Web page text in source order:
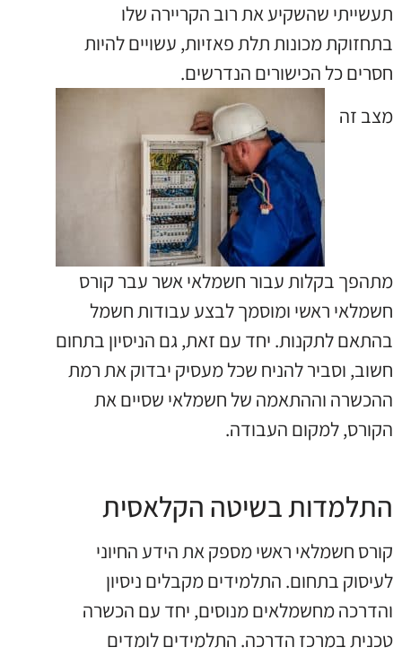
תעשייתי שהשקיע את רוב הקריירה שלו
בתחזוקת מכונות תלת פאזיות, עשויים להיות
חסרים כלהכישורים הנדרשים.
מצב זה
מתהפך בקלות עבור חשמלאי אשר עבר קורס
חשמלאי ראשי ומוסמך לבצע עבודות חשמל
בהתאם לתקנות. יחד עם זאת, גם הניסיון בתחום
חשוב, וסביר להניח שכל מעסיק יבדוק את רמת
ההכשרה וההתאמה של חשמלאי שסיים את
הקורס, למקום העבודה.
התלמדות בשיטה הקלאסית
קורס חשמלאי ראשי מספק את הידע החיוני
לעיסוק בתחום. התלמידים מקבלים ניסיון
והדרכה מחשמלאים מנוסים, יחד עם הכשרה
טכנית במרכז הדרכה. התלמידים לומדים